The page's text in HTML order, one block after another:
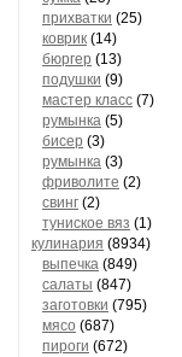
прихватки (25)
коврик (14)
бюргер (13)
подушки (9)
мастер класс (7)
румынка (5)
бисер (3)
румынка (3)
фриволите (2)
свинг (2)
туниское вяз (1)
кулинария (8934)
выпечка (849)
салаты (847)
заготовки (795)
мясо (687)
пироги (672)